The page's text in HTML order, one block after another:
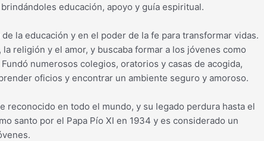
educación, apoyo y guía espiritual.
la educación y en el poder de la fe para transformar vidas.
religión y el amor, y buscaba formar a los jóvenes como
numerosos colegios, oratorios y casas de acogida,
oficios y encontrar un ambiente seguro y amoroso.
reconocido en todo el mundo, y su legado perdura hasta el
santo por el Papa Pío XI en 1934 y es considerado un